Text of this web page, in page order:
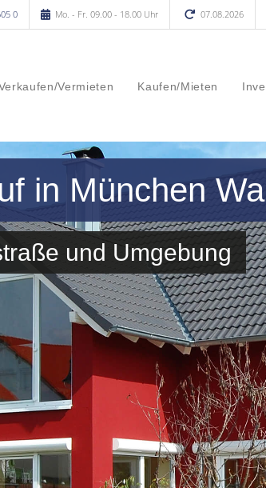
0 Mo. - Fr. 09.00 - 18.00 Uhr 07.08.2026
Vermieten Kaufen/Mieten
in München
und Umgebung